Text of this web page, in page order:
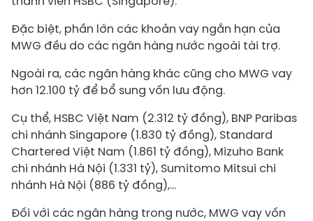
Đặc biệt, phần lớn các khoản vay ngắn hạn của
MWG đều do các ngân hàng nước ngoài tài trợ.
Ngoài ra, các ngân hàng khác cũng cho MWG vay
hơn 12.100 tỷ để bổ sung vốn lưu động.
Cụ thể, HSBC Việt Nam (2.312 tỷ đồng), BNP Paribas
chi nhánh Singapore (1.830 tỷ đồng), Standard
Chartered Việt Nam (1.861 tỷ đồng), Mizuho Bank
chi nhánh Hà Nội (1.331 tỷ), Sumitomo Mitsui chi
nhánh Hà Nội (886 tỷ đồng),...
Đối với các ngân hàng trong nước, MWG vay vốn